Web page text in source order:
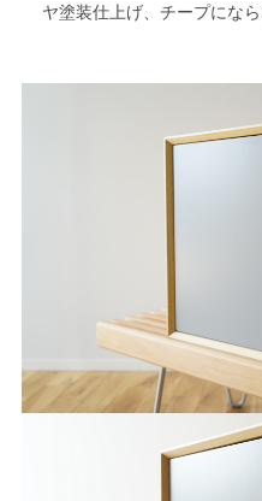
ヤ塗装仕上げ、チープにな